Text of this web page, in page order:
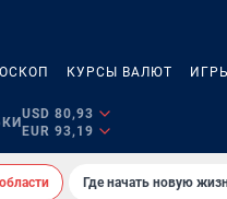
КУРСЫ ВАЛЮТ
USD 80,93
EUR 93,19
Где начать новую